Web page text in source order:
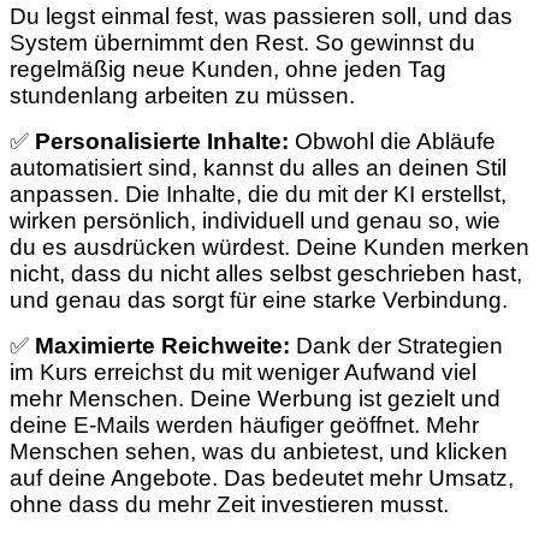
Du legst einmal fest, was passieren soll, und das
System übernimmt den Rest. So gewinnst du
regelmäßig neue Kunden, ohne jeden Tag
stundenlang arbeiten zu müssen.
✅ Personalisierte Inhalte: Obwohl die Abläufe
automatisiert sind, kannst du alles an deinen Stil
anpassen. Die Inhalte, die du mit der KI erstellst,
wirken persönlich, individuell und genau so, wie
du es ausdrücken würdest. Deine Kunden merken
nicht, dass du nicht alles selbst geschrieben hast,
und genau das sorgt für eine starke Verbindung.
✅ Maximierte Reichweite: Dank der Strategien
im Kurs erreichst du mit weniger Aufwand viel
mehr Menschen. Deine Werbung ist gezielt und
deine E-Mails werden häufiger geöffnet. Mehr
Menschen sehen, was du anbietest, und klicken
auf deine Angebote. Das bedeutet mehr Umsatz,
ohne dass du mehr Zeit investieren musst.